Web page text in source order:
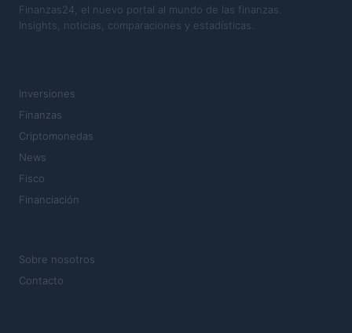
Finanzas24, el nuevo portal al mundo de las finanzas.
Insights, noticias, comparaciones y estadísticas.
Inversiones
Finanzas
Criptomonedas
News
Fisco
Financiación
Sobre nosotros
Contacto